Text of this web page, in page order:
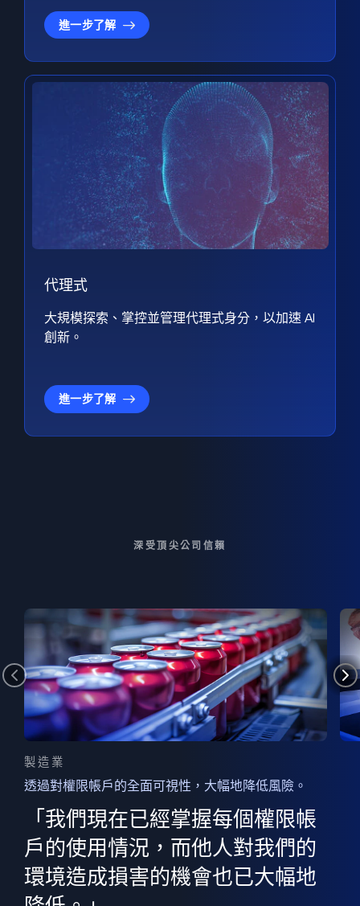
進一步了解
代理式
大規模探索、掌控並管理代理式身分，以加速 AI
創新。
進一步了解
深受頂尖公司信賴
製造業
透過對權限帳戶的全面可視性，大幅地降低風險。
「我們現在已經掌握每個權限帳
戶的使用情況，而他人對我們的
環境造成損害的機會也已大幅地